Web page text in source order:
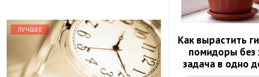
ЛУЧШЕЕ
Как вырастить
помидоры без
задача в одно